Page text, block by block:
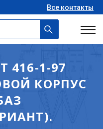
Все контакты
416-1-97
КОРПУС